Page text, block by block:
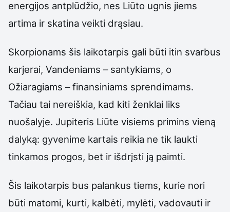
energijos antplūdžio, nes Liūto ugnis jiems
artima ir skatina veikti drąsiau.
Skorpionams šis laikotarpis gali būti itin svarbus
karjerai, Vandeniams – santykiams, o
Ožiaragiams – finansiniams sprendimams.
Tačiau tai nereiškia, kad kiti ženklai liks
nuošalyje. Jupiteris Liūte visiems primins vieną
dalyką: gyvenime kartais reikia ne tik laukti
tinkamos progos, bet ir išdrįsti ją paimti.
Šis laikotarpis bus palankus tiems, kurie nori
būti matomi, kurti, kalbėti, mylėti, vadovauti ir